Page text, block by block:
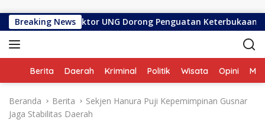
Breaking News
Dilantik, Rektor UNG Dorong Penguatan Keterbukaan
Home
Berita Daerah Kriminal Politik Wisata Opini
Beranda Berita
Sekjen Hanura Puji Kepemimpinan Gusnar
Jaga Stabilitas Daerah